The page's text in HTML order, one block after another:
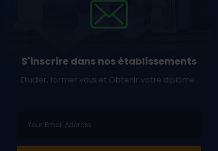
S'inscrire dans nos établissements
Etudier, former vous et Obtenir votre diplôme .